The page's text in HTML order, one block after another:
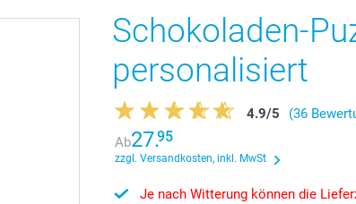
Schokoladen-
personalisiert
4.9/5
(36
Ab27.95
zzgl. Versandkosten, inkl. MwSt
Je nach Witterung können die